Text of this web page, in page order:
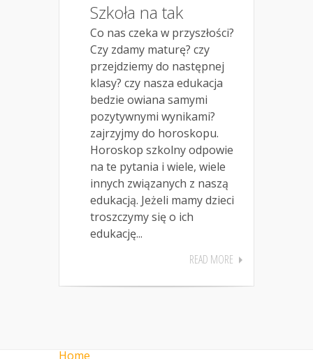
Szkoła na tak
Co nas czeka w przyszłości?
Czy zdamy maturę? czy
przejdziemy do następnej
klasy? czy nasza edukacja
bedzie owiana samymi
pozytywnymi wynikami?
zajrzyjmy do horoskopu.
Horoskop szkolny odpowie
na te pytania i wiele, wiele
innych związanych z naszą
edukacją. Jeżeli mamy dzieci
troszczymy się o ich
edukację...
READ MORE
Home